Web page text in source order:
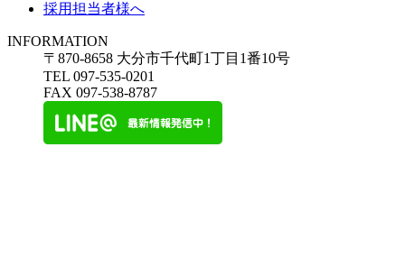
採用担当者様へ
INFORMATION
〒870-8658 大分市千代町1丁目1番10号
TEL 097-535-0201
FAX 097-538-8787